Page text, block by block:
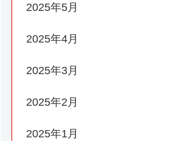
2025年5月
2025年4月
2025年3月
2025年2月
2025年1月